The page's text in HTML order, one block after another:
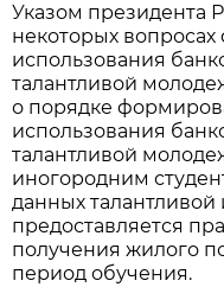
Указом президента
некоторых
использования
талантливой
о порядке
использования
талантливой
иногородним
данных
предоставляется
получения жилого
период обучения.